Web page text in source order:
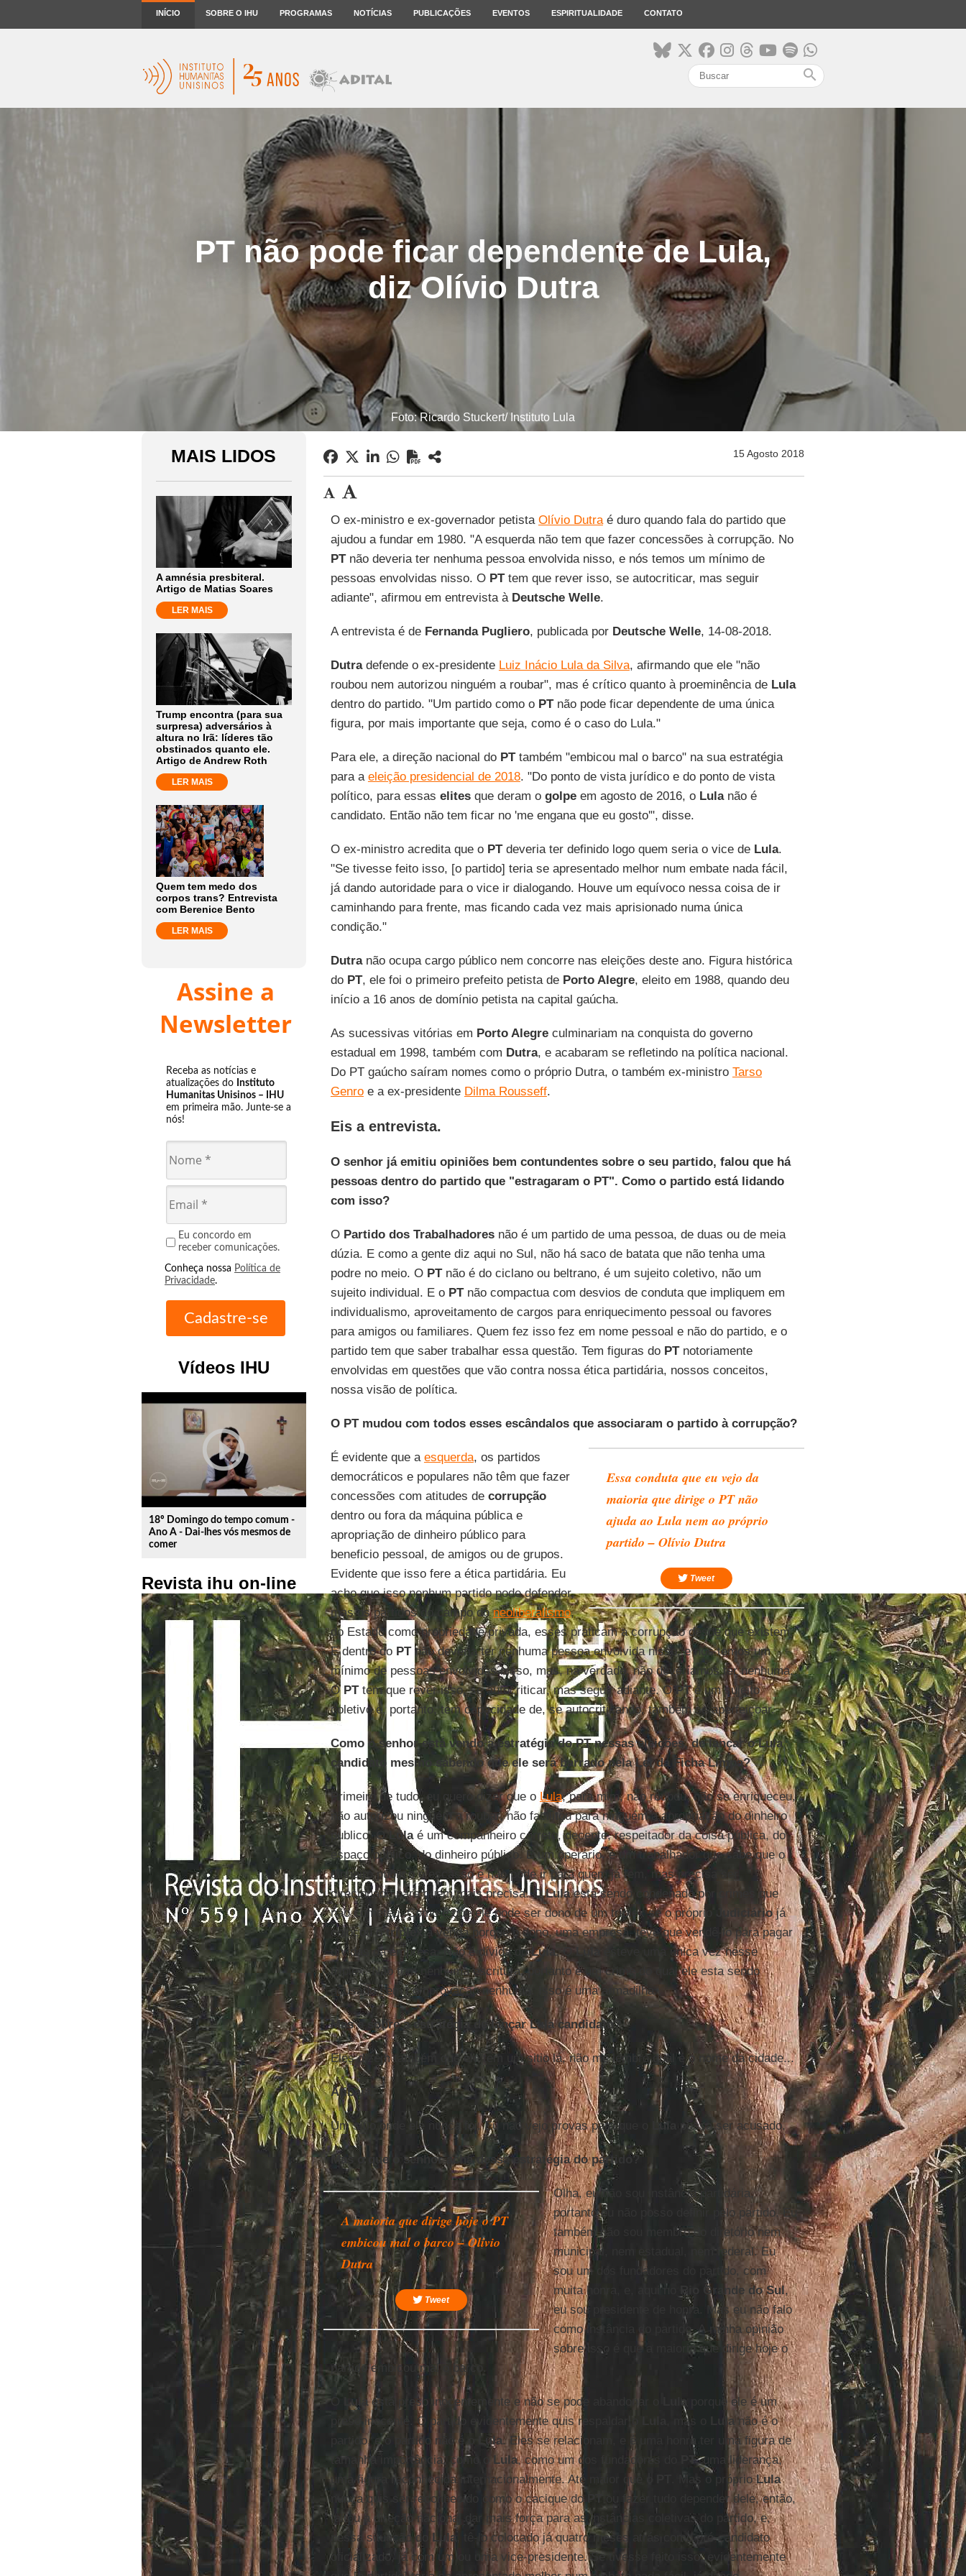
INÍCIO SOBRE O IHU PROGRAMAS NOTÍCIAS PUBLICAÇÕES EVENTOS ESPIRITUALIDADE CONTATO
search
PT não pode ficar dependente de Lula,
diz Olívio Dutra
Foto: Ricardo Stuckert/ Instituto Lula
MAIS LIDOS
A amnésia presbiteral.
Artigo de Matias Soares
LER MAIS
Trump encontra (para sua
surpresa) adversários à
altura no Irã: líderes tão
obstinados quanto ele.
Artigo de Andrew Roth
LER MAIS
Quem tem medo dos
corpos trans? Entrevista
com Berenice Bento
LER MAIS
Assine a
Newsletter
Receba as notícias e
atualizações do Instituto
Humanitas Unisinos – IHU
em primeira mão. Junte-se a
nós!
Eu concordo em
receber comunicações.
Conheça nossa Política de
Privacidade.
Vídeos IHU
play_circle_outline
18º Domingo do tempo comum -
Ano A - Dai-lhes vós mesmos de
comer
Revista ihu on-line
15 Agosto 2018
O ex-ministro e ex-governador petista Olívio Dutraé duro quando fala do partido que
ajudou a fundar em 1980. "A esquerda não tem que fazer concessões à corrupção. No
PTnão deveria ter nenhuma pessoa envolvida nisso, e nós temos um mínimo de
pessoas envolvidas nisso. O PTtem que rever isso, se autocriticar, mas seguir
adiante", afirmou em entrevista à Deutsche Welle.
A entrevista é de Fernanda Pugliero, publicada por Deutsche Welle, 14-08-2018.
Dutradefende o ex-presidente Luiz Inácio Lula da Silva, afirmando que ele "não
roubou nem autorizou ninguém a roubar", mas é crítico quanto à proeminência de Lula
dentro do partido. "Um partido como o PTnão pode ficar dependente de uma única
figura, por mais importante que seja, como é o caso do Lula."
Para ele, a direção nacional do PTtambém "embicou mal o barco" na sua estratégia
para a eleição presidencial de 2018. "Do ponto de vista jurídico e do ponto de vista
político, para essas elitesque deram o golpeem agosto de 2016, o Lulanão é
candidato. Então não tem ficar no 'me engana que eu gosto'", disse.
O ex-ministro acredita que o PTdeveria ter definido logo quem seria o vice de Lula.
"Se tivesse feito isso, [o partido] teria se apresentado melhor num embate nada fácil,
já dando autoridade para o vice ir dialogando. Houve um equívoco nessa coisa de ir
caminhando para frente, mas ficando cada vez mais aprisionado numa única
condição."
Dutranão ocupa cargo público nem concorre nas eleições deste ano. Figura histórica
do PT, ele foi o primeiro prefeito petista de Porto Alegre, eleito em 1988, quando deu
início a 16 anos de domínio petista na capital gaúcha.
As sucessivas vitórias em Porto Alegreculminariam na conquista do governo
estadual em 1998, também com Dutra, e acabaram se refletindo na política nacional.
Do PT gaúcho saíram nomes como o próprio Dutra, o também ex-ministro Tarso
Genroe a ex-presidente Dilma Rousseff.
Eis a entrevista.
O senhor já emitiu opiniões bem contundentes sobre o seu partido, falou que há
pessoas dentro do partido que "estragaram o PT". Como o partido está lidando
com isso?
O Partido dos Trabalhadoresnão é um partido de uma pessoa, de duas ou de meia
dúzia. E como a gente diz aqui no Sul, não há saco de batata que não tenha uma
podre no meio. O PTnão é do ciclano ou beltrano, é um sujeito coletivo, não um
sujeito individual. E o PTnão compactua com desvios de conduta que impliquem em
individualismo, aproveitamento de cargos para enriquecimento pessoal ou favores
para amigos ou familiares. Quem fez isso fez em nome pessoal e não do partido, e o
partido tem que saber trabalhar essa questão. Tem figuras do PTnotoriamente
envolvidas em questões que vão contra nossa ética partidária, nossos conceitos,
nossa visão de política.
O PT mudou com todos esses escândalos que associaram o partido à corrupção?
Essa conduta que eu vejo da
maioria que dirige o PT não
ajuda ao Lula nem ao próprio
partido – Olívio Dutra
Tweet
É evidente que a esquerda, os partidos
democráticos e populares não têm que fazer
concessões com atitudes de corrupção
dentro ou fora da máquina pública e
apropriação de dinheiro público para
beneficio pessoal, de amigos ou de grupos.
Evidente que isso fere a ética partidária. Eu
acho que isso nenhum partido pode defender,
mas os partidos do campo doneoliberalismo,
do Estado como propriedade privada, esses praticam a corrupção desde que existem.
E dentro do PTnão deveria ter nenhuma pessoa envolvida nisso, e nós temos um
mínimo de pessoas envolvidas nisso, mas, na verdade, não deveríamos ter nenhuma.
OPTtem que rever isso, se autocriticar, mas seguir adiante. OPTé um sujeito
coletivo e, portanto, tem capacidade de, se autocriticando, também se aperfeiçoar.
Como o senhor está vendo a estratégia do PT nessas eleições, de lançar o Lula
candidato mesmo sabendo que ele será barrado pela Lei da Ficha Limpa?
Primeiro de tudo, eu quero dizer que o Lula, para mim, não roubou, não se enriqueceu,
não autorizou ninguém a roubar, não facilitou para ninguém a apropriação do dinheiro
publico. OLulaé um companheiro correto, decente, respeitador da coisa pública, do
espaço público, do dinheiro público. É um operário, é um trabalhador que sabe que o
dinheiro público é escasso e não pode ir para quem já tem, mas precisa ser
direcionado para quem mais precisa. OLulaestá sendo condenado por crimes que
não cometeu. Como é que ele pode ser dono de um tríplex se o próprio
Judiciáriojá
colocou otríplexa venda porque o dono, uma empresa, teve que vendê-lo para pagar
dívidas da empresa. Não é dívida doLula. OLula
esteve uma única vez nesse
tríplex. Não tem nenhuma escritura, portanto é um crime do qual ele esta sendo
acusado sem comprovação nenhuma. Isso é uma armadilha.
Mas e sobre a estratégia de lançar Lula candidato?
Eles dizem também que ele tem um sitio lá, não me lembro qual é o nome da cidade...
Atibaia.
Um sítio onde ele nunca foi. Eu não vejo provas para que o Lula possa ser acusado.
Mas o que o senhor acha dessa estratégia do partido?
A maioria que dirige hoje o PT
embicou mal o barco – Olívio
Dutra
Tweet
Olha, eu não sou instância partidária,
portanto eu não posso definir pelo partido. Eu
também não sou membro do diretório nem
municipal, nem estadual, nem federal. Eu
sou um dos fundadores do partido, com
muita honra, e, aqui no
Rio Grande do Sul,
eu sou presidente de honra. Mas eu não falo
como instância do partido. A minha opinião
sobre isso é que a maioria que dirige hoje o
partido embicou mal o barco.
O Lulaestá preso inocentemente e não se pode abandonar o Lula
porque ele é um
preso inocente. O partido evidentemente quis respaldar o
, mas o Lula não é o
partido, e o partido não é o
Lula. Eles se relacionam, e é uma honra ter uma figura de
tamanha importância, como oLula, como um dos fundadores do PT, uma liderança,
uma figura reconhecida internacionalmente. Até maior que o
. Mas o próprioLula
nunca quis ser reconhecido como o cacique do
ou fazer tudo depender dele, então,
faltou a direção nacional dar mais força para as instâncias coletivas do partido, e,
nessa situação do Lula
, tê-lo colocado já quatro meses atrás como pré-candidato
oficializado, já com um ou uma vice-presidente. Se tivesse feito isso, evidentemente